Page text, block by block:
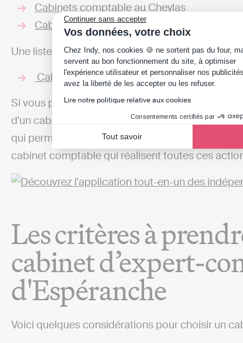
Continuer sans accepter
Vos données, votre choix
Plateforme de Gestion du
Chez Indy, nos cookies 🍪 ne sortent pas du four,
servent au bon fonctionnement du site, à optimiser
l'expérience utilisateur et personnaliser nos
avez la liberté de les accepter ou les refuser.
Lire notre politique relative aux cookies
Consentements certifiés par
Tout savoir
Axeptio consent
Cabinets comptable au Cheylas
Cabinets comptable à Saint-Chef
Une liste de cabinets présents dans le
Cabinets comptable en Isère
Si vous préférez tenir votre comptabilité en
d'un cabinet comptable près de chez vous,
qui permettent d’automatiser sa comptabilité
cabinet comptable qui réalisent toutes ces
Les critères à
cabinet d’expert-
d'Espéranche
Voici quelques considérations pour choisir un